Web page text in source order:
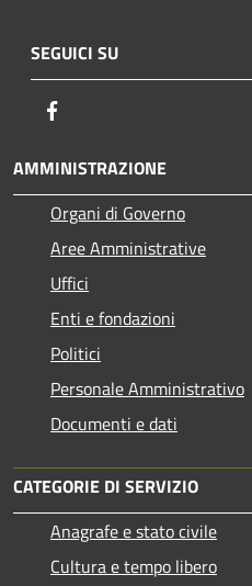
SEGUICI SU
AMMINISTRAZIONE
Organi di Governo
Aree Amministrative
Uffici
Enti e fondazioni
Politici
Personale Amministrativo
Documenti e dati
CATEGORIE DI SERVIZIO
Anagrafe e stato civile
Cultura e tempo libero